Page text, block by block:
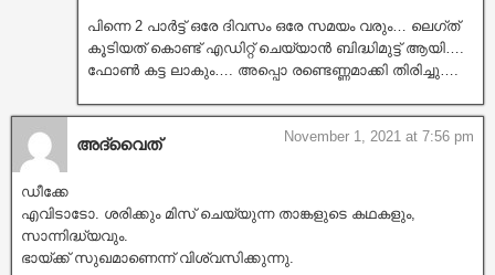
പിന്നെ 2 പാർട്ട് ഒരേ ദിവസം ഒരേ സമയം വരും… ലെഗ്ത്
കൂടിയത് കൊണ്ട് എഡിറ്റ്‌ ചെയ്യാൻ ബിദ്ധിമുട്ട് ആയി….
ഫോൺ കട്ട ലാകും…. അപ്പൊ രണ്ടെണ്ണമാക്കി തിരിച്ചു….
അദ്വൈത് November 1, 2021 at 7:56 pm
ഡീക്കേ
എവിടാടോ. ശരിക്കും മിസ് ചെയ്യുന്ന താങ്കളുടെ കഥകളും,
സാന്നിദ്ധ്യവും.
ഭായ്ക്ക് സുഖമാണെന്ന് വിശ്വസിക്കുന്നു.